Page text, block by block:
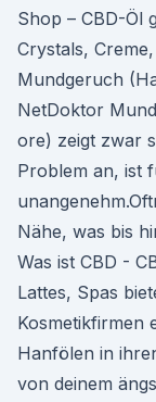
Shop – CBD-Öl
Crystals,
Mundgeruch
NetDoktor
ore) zeigt zwar
Problem an, ist
Nähe, was bis
Was ist CBD -
Lattes, Spas
Kosmetikfirmen
Hanfölen in
von deinem